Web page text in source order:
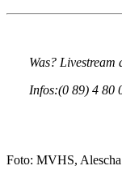
Was?
Infos:(0 89) 4 80
Foto: MVHS,